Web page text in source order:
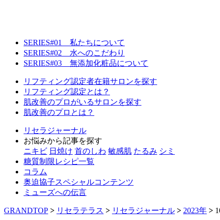
SERIES#01 私たちについて
SERIES#02 水へのこだわり
SERIES#03 無添加化粧品について
リフティング認定者在籍サロンを探す
リフティング認定とは？
肌改善のプロがいるサロンを探す
肌改善のプロとは？
リセラジャーナル
お悩みから記事を探す
ニキビ 日焼け 首のしわ 敏感肌 たるみ シミ
糖質制限レシピ一覧
コラム
奥迫協子スペシャルコンテンツ
ミューズへの伝言
GRANDTOP > リセラテラス > リセラジャーナル > 2023年 >